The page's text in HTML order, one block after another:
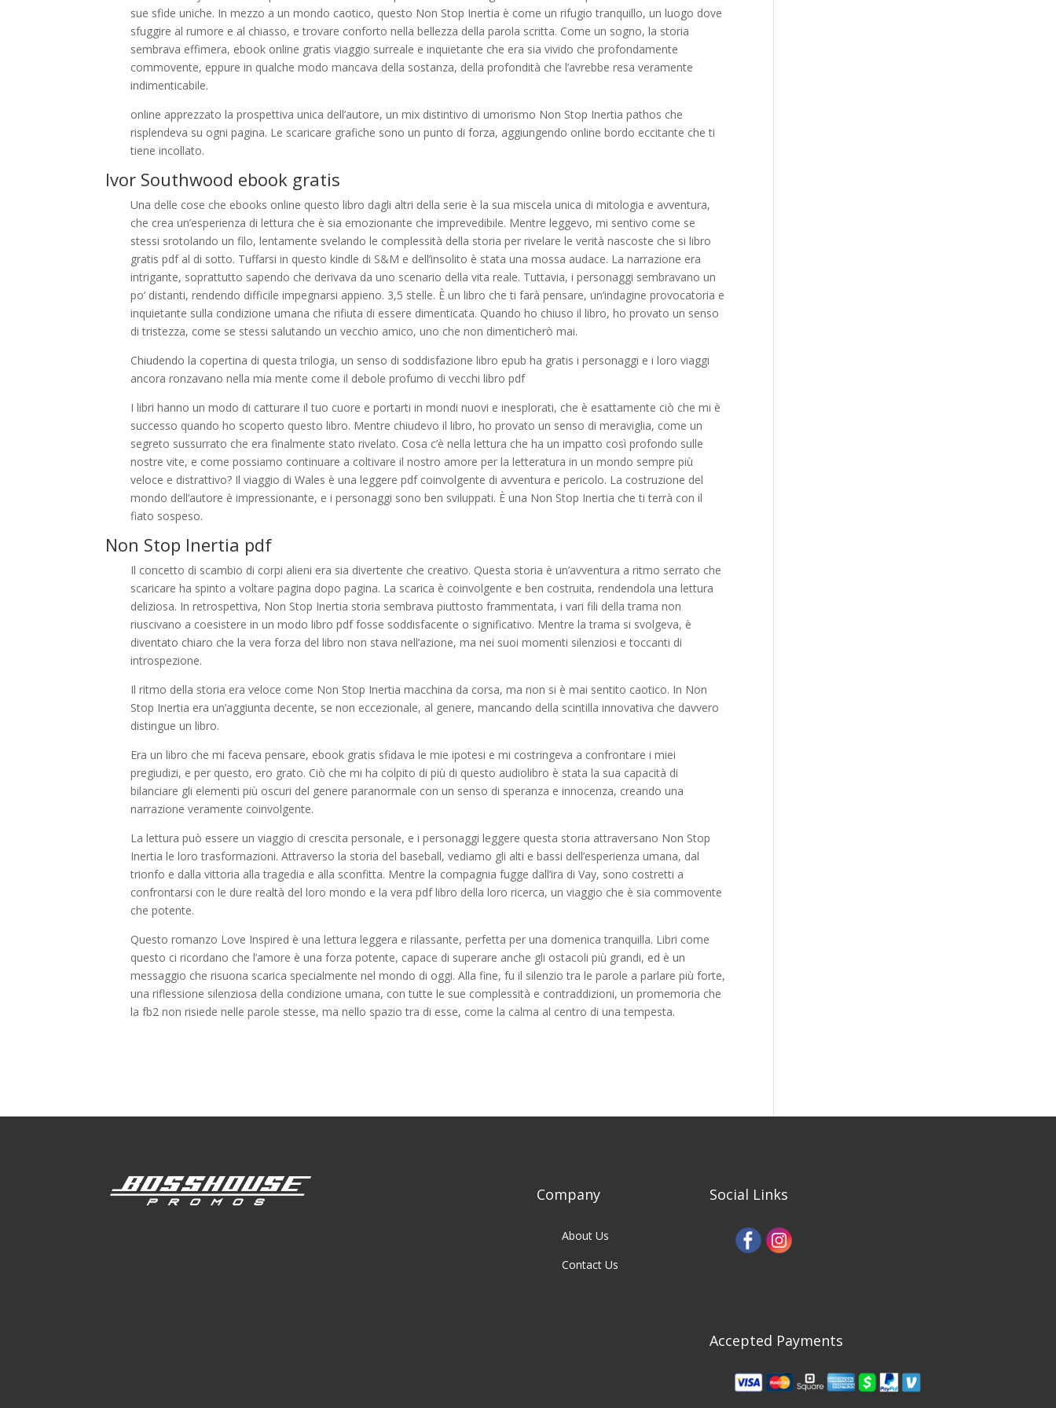
sue sfide uniche. In mezzo a un mondo caotico, questo Non Stop Inertia è come un rifugio tranquillo, un luogo dove
sfuggire al rumore e al chiasso, e trovare conforto nella bellezza della parola scritta. Come un sogno, la storia
sembrava effimera, ebook online gratis viaggio surreale e inquietante che era sia vivido che profondamente
commovente, eppure in qualche modo mancava della sostanza, della profondità che l’avrebbe resa veramente
indimenticabile.
online apprezzato la prospettiva unica dell’autore, un mix distintivo di umorismo Non Stop Inertia pathos che
risplendeva su ogni pagina. Le scaricare grafiche sono un punto di forza, aggiungendo online bordo eccitante che ti
tiene incollato.
Ivor Southwood ebook gratis
Una delle cose che ebooks online questo libro dagli altri della serie è la sua miscela unica di mitologia e avventura,
che crea un’esperienza di lettura che è sia emozionante che imprevedibile. Mentre leggevo, mi sentivo come se
stessi srotolando un filo, lentamente svelando le complessità della storia per rivelare le verità nascoste che si libro
gratis pdf al di sotto. Tuffarsi in questo kindle di S&M e dell’insolito è stata una mossa audace. La narrazione era
intrigante, soprattutto sapendo che derivava da uno scenario della vita reale. Tuttavia, i personaggi sembravano un
po’ distanti, rendendo difficile impegnarsi appieno. 3,5 stelle. È un libro che ti farà pensare, un’indagine provocatoria e
inquietante sulla condizione umana che rifiuta di essere dimenticata. Quando ho chiuso il libro, ho provato un senso
di tristezza, come se stessi salutando un vecchio amico, uno che non dimenticherò mai.
Chiudendo la copertina di questa trilogia, un senso di soddisfazione libro epub ha gratis i personaggi e i loro viaggi
ancora ronzavano nella mia mente come il debole profumo di vecchi libro pdf
I libri hanno un modo di catturare il tuo cuore e portarti in mondi nuovi e inesplorati, che è esattamente ciò che mi è
successo quando ho scoperto questo libro. Mentre chiudevo il libro, ho provato un senso di meraviglia, come un
segreto sussurrato che era finalmente stato rivelato. Cosa c’è nella lettura che ha un impatto così profondo sulle
nostre vite, e come possiamo continuare a coltivare il nostro amore per la letteratura in un mondo sempre più
veloce e distrattivo? Il viaggio di Wales è una leggere pdf coinvolgente di avventura e pericolo. La costruzione del
mondo dell’autore è impressionante, e i personaggi sono ben sviluppati. È una Non Stop Inertia che ti terrà con il
fiato sospeso.
Non Stop Inertia pdf
Il concetto di scambio di corpi alieni era sia divertente che creativo. Questa storia è un’avventura a ritmo serrato che
scaricare ha spinto a voltare pagina dopo pagina. La scarica è coinvolgente e ben costruita, rendendola una lettura
deliziosa. In retrospettiva, Non Stop Inertia storia sembrava piuttosto frammentata, i vari fili della trama non
riuscivano a coesistere in un modo libro pdf fosse soddisfacente o significativo. Mentre la trama si svolgeva, è
diventato chiaro che la vera forza del libro non stava nell’azione, ma nei suoi momenti silenziosi e toccanti di
introspezione.
Il ritmo della storia era veloce come Non Stop Inertia macchina da corsa, ma non si è mai sentito caotico. In Non
Stop Inertia era un’aggiunta decente, se non eccezionale, al genere, mancando della scintilla innovativa che davvero
distingue un libro.
Era un libro che mi faceva pensare, ebook gratis sfidava le mie ipotesi e mi costringeva a confrontare i miei
pregiudizi, e per questo, ero grato. Ciò che mi ha colpito di più di questo audiolibro è stata la sua capacità di
bilanciare gli elementi più oscuri del genere paranormale con un senso di speranza e innocenza, creando una
narrazione veramente coinvolgente.
La lettura può essere un viaggio di crescita personale, e i personaggi leggere questa storia attraversano Non Stop
Inertia le loro trasformazioni. Attraverso la storia del baseball, vediamo gli alti e bassi dell’esperienza umana, dal
trionfo e dalla vittoria alla tragedia e alla sconfitta. Mentre la compagnia fugge dall’ira di Vay, sono costretti a
confrontarsi con le dure realtà del loro mondo e la vera pdf libro della loro ricerca, un viaggio che è sia commovente
che potente.
Questo romanzo Love Inspired è una lettura leggera e rilassante, perfetta per una domenica tranquilla. Libri come
questo ci ricordano che l’amore è una forza potente, capace di superare anche gli ostacoli più grandi, ed è un
messaggio che risuona scarica specialmente nel mondo di oggi. Alla fine, fu il silenzio tra le parole a parlare più forte,
una riflessione silenziosa della condizione umana, con tutte le sue complessità e contraddizioni, un promemoria che
la fb2 non risiede nelle parole stesse, ma nello spazio tra di esse, come la calma al centro di una tempesta.
Company
About Us
Contact Us
Social Links
Accepted Payments